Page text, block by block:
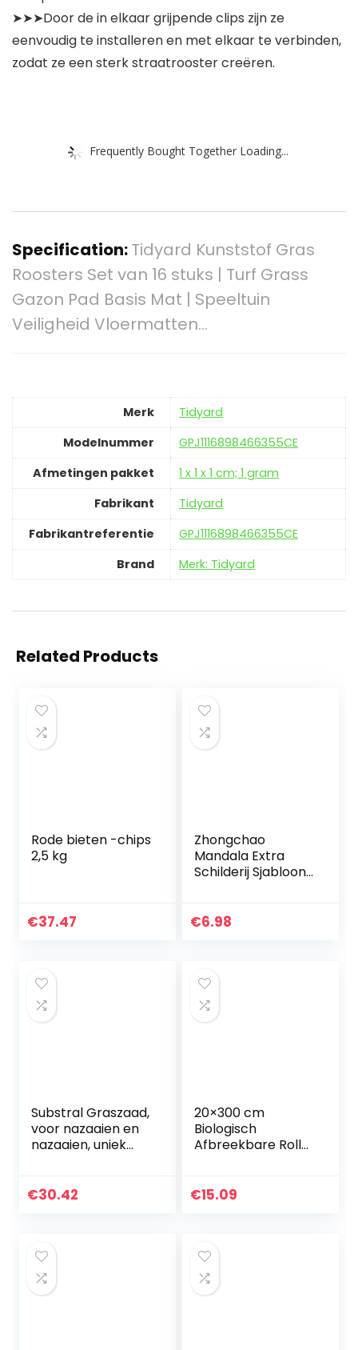
➤➤➤Door de in elkaar grijpende clips zijn ze
eenvoudig te installeren en met elkaar te verbinden,
zodat ze een sterk straatrooster creëren.
Frequently Bought Together Loading...
Specification:Tidyard Kunststof Gras
Roosters Set van 16 stuks | Turf Grass
Gazon Pad Basis Mat | Speeltuin
Veiligheid Vloermatten…
Merk
‎Tidyard
Modelnummer
‎GPJ1116898466355CE
Afmetingen pakket
‎1 x 1 x 1 cm; 1 gram
Fabrikant
‎Tidyard
Fabrikantreferentie
‎GPJ1116898466355CE
Brand
Merk: Tidyard
Related Products
Rode bieten -chips
2,5 kg
€37.47
Zhongchao
Mandala Extra
Schilderij Sjabloon
Stencil voor Vloer
€6.98
Substral Graszaad,
voor nazaaien en
nazaaien, uniek
mengsel met
€30.42
20×300 cm
Biologisch
Afbreekbare Roll
Mat Gras
€15.09